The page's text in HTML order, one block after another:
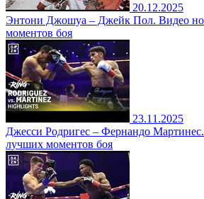
20.12.2025
Энтони Джошуа – Джейк Пол. Видео
моментов боя
23.11.2025
Джесси Родригес – Фернандо
лучших моментов боя